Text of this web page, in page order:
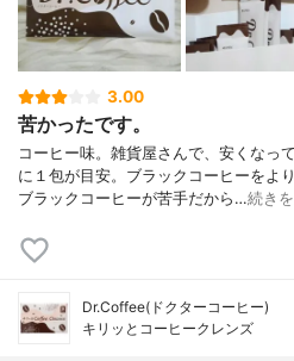
3.00
苦かったです。
コーヒー味。雑貨屋さんで、安くなっ
に１包が目安。ブラックコーヒーをよ
ブラックコーヒーが苦手だから…続き
Dr.Coffee(ドクターコーヒー)
キリッとコーヒークレンズ